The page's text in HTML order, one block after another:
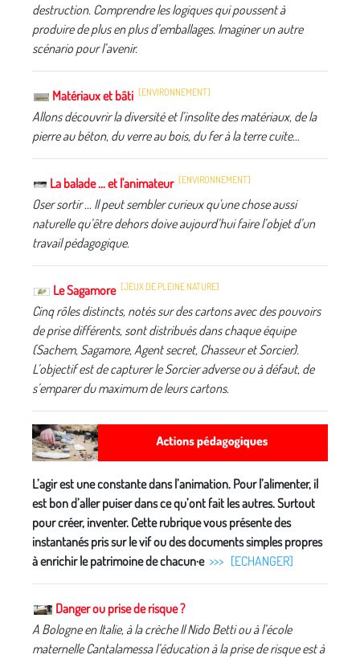
destruction. Comprendre les logiques qui poussent à
produire de plus en plus d’emballages. Imaginer un autre
scénario pour l’avenir.
Matériaux et bâti [ENVIRONNEMENT]
Allons découvrir la diversité et l’insolite des matériaux, de la
pierre au béton, du verre au bois, du fer à la terre cuite…
La balade ... et l'animateur [ENVIRONNEMENT]
Oser sortir ... Il peut sembler curieux qu'une chose aussi
naturelle qu’être dehors doive aujourd’hui faire l’objet d’un
travail pédagogique.
Le Sagamore [JEUX DE PLEINE NATURE]
Cinq rôles distincts, notés sur des cartons avec des pouvoirs
de prise différents, sont distribués dans chaque équipe
(Sachem, Sagamore, Agent secret, Chasseur et Sorcier).
L’objectif est de capturer le Sorcier adverse ou à défaut, de
s’emparer du maximum de leurs cartons.
L’agir est une constante dans l’animation. Pour l’alimenter, il
est bon d’aller puiser dans ce qu’ont fait les autres. Surtout
pour créer, inventer. Cette rubrique vous présente des
instantanés pris sur le vif ou des documents simples propres
à enrichir le patrimoine de chacun·e >>> [ECHANGER]
Danger ou prise de risque ?
A Bologne en Italie, à la crèche Il Nido Betti ou à l’école
maternelle Cantalamessa l’éducation à la prise de risque est à